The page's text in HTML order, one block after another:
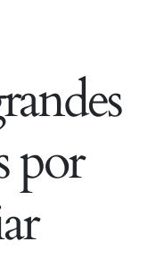
por